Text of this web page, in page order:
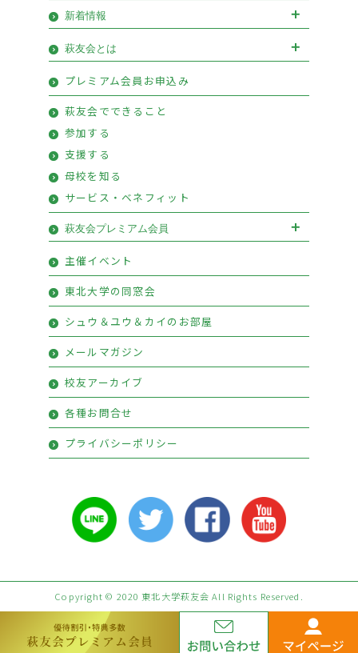
新着情報
お知らせ
イベント
優待情報
活動報告
萩友会とは
会長挨拶
萩友会のご案内
プレミアム会員お申込み
萩友会でできること
参加する
支援する
母校を知る
サービス・ベネフィット
萩友会プレミアム会員
萩友会プレミアム会員お申込み
プレミアム会員特典
主催イベント
東北大学の同窓会
シュウ＆ユウ＆カイのお部屋
メールマガジン
校友アーカイブ
各種お問合せ
プライバシーポリシー
Copyright © 2020 東北大学萩友会 All Rights Reserved.